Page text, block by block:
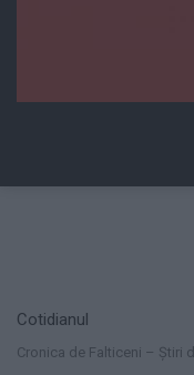
Cotidianul
Cronica de Falticeni – Știri